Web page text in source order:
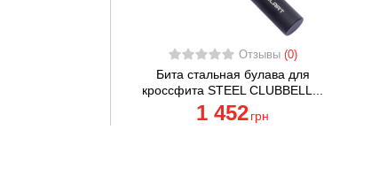
Отзывы (0)
Бита стальная булава для
кроссфита STEEL CLUBBELL...
1 452 грн